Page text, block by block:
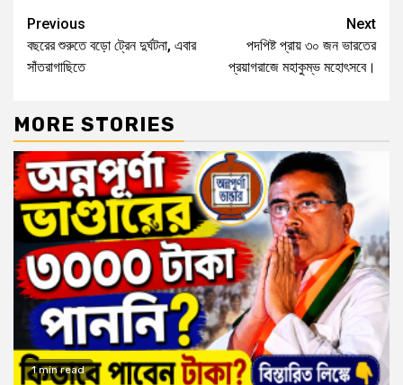
Continue
Reading
Previous
বছরের শুরুতে বড়ো ট্রেন দুর্ঘটনা, এবার
সাঁতরাগাছিতে
Next
পদপিষ্ট প্রায় ৩০ জন ভারতের
প্রয়াগরাজে মহাকুম্ভ মহোৎসবে।
MORE STORIES
1 min read